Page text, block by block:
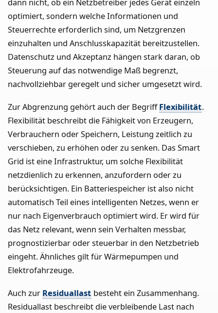
dann nicht, ob ein Netzbetreiber jedes Gerät einzeln
optimiert, sondern welche Informationen und
Steuerrechte erforderlich sind, um Netzgrenzen
einzuhalten und Anschlusskapazität bereitzustellen.
Datenschutz und Akzeptanz hängen stark daran, ob
Steuerung auf das notwendige Maß begrenzt,
nachvollziehbar geregelt und sicher umgesetzt wird.
Zur Abgrenzung gehört auch der BegriffFlexibilität.
Flexibilität beschreibt die Fähigkeit von Erzeugern,
Verbrauchern oder Speichern, Leistung zeitlich zu
verschieben, zu erhöhen oder zu senken. Das Smart
Grid ist eine Infrastruktur, um solche Flexibilität
netzdienlich zu erkennen, anzufordern oder zu
berücksichtigen. Ein Batteriespeicher ist also nicht
automatisch Teil eines intelligenten Netzes, wenn er
nur nach Eigenverbrauch optimiert wird. Er wird für
das Netz relevant, wenn sein Verhalten messbar,
prognostizierbar oder steuerbar in den Netzbetrieb
eingeht. Ähnliches gilt für Wärmepumpen und
Elektrofahrzeuge.
Auch zur Residuallastbesteht ein Zusammenhang.
Residuallast beschreibt die verbleibende Last nach